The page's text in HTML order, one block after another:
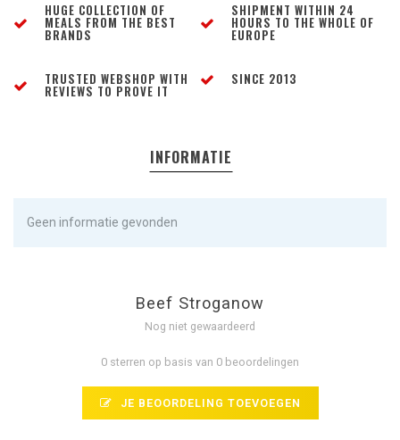
HUGE COLLECTION OF
MEALS FROM THE BEST
BRANDS
SHIPMENT WITHIN 24
HOURS TO THE WHOLE OF
EUROPE
TRUSTED WEBSHOP WITH
REVIEWS TO PROVE IT
SINCE 2013
INFORMATIE
Geen informatie gevonden
Beef Stroganow
Nog niet gewaardeerd
0 sterren op basis van 0 beoordelingen
JE BEOORDELING TOEVOEGEN